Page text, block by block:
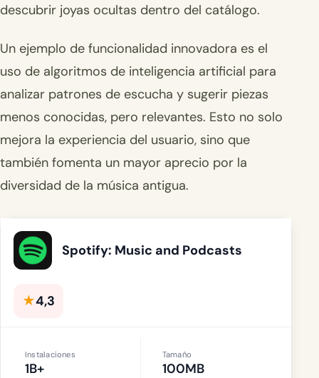
descubrir joyas ocultas dentro del catálogo.
Un ejemplo de funcionalidad innovadora es el
uso de algoritmos de inteligencia artificial para
analizar patrones de escucha y sugerir piezas
menos conocidas, pero relevantes. Esto no solo
mejora la experiencia del usuario, sino que
también fomenta un mayor aprecio por la
diversidad de la música antigua.
Spotify: Music and Podcasts
★4,3
Instalaciones
1B+
Tamaño
100MB